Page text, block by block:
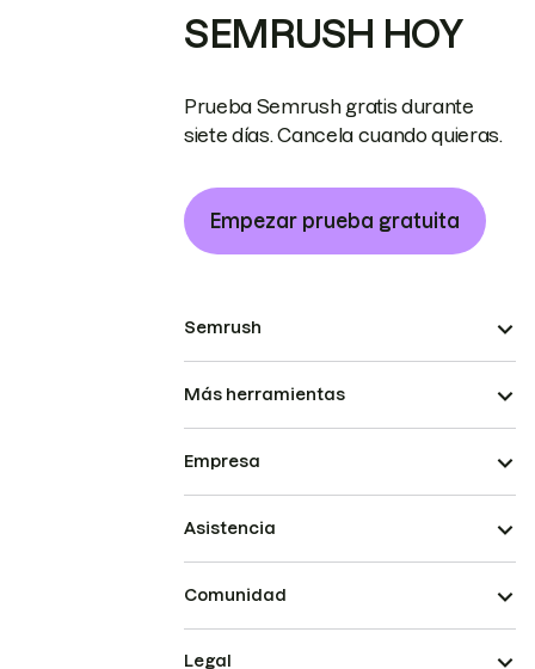
SEMRUSH HOY
Prueba Semrush gratis durante
siete días. Cancela cuando quieras.
Empezar prueba gratuita
Semrush
Más herramientas
Empresa
Asistencia
Comunidad
Legal